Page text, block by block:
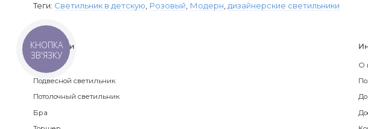
Теги: Светильник в детскую Розовый Модерн дизайнерские светильники
Категории
Подвесной светильник
Потолочный светильник
Бра
О
КНОПКА
ЗВ'ЯЗКУ